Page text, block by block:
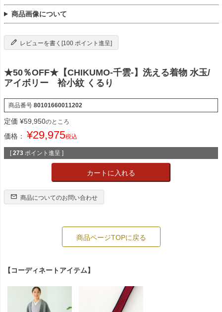
商品画像について
レビューを書く[100 ポイント進呈]
★50％OFF★【CHIKUMO-千雲-】洗える着物 水玉/
アイボリー 袷小紋 くるり
商品番号 80101660011202
定価 ¥59,950のところ
価格： ¥29,975税込
[ 273 ポイント進呈 ]
カートに入れる
商品についてのお問い合わせ
商品ページTOPに戻る
【コーディネートアイテム】